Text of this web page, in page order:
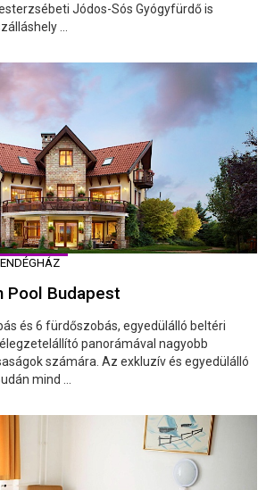
Jódos-Sós Gyógyfürdő is
...
Pool Budapest
és 6 fürdőszobás, egyedülálló beltéri
panorámával nagyobb
számára. Az exkluzív és egyedülálló
mind ...